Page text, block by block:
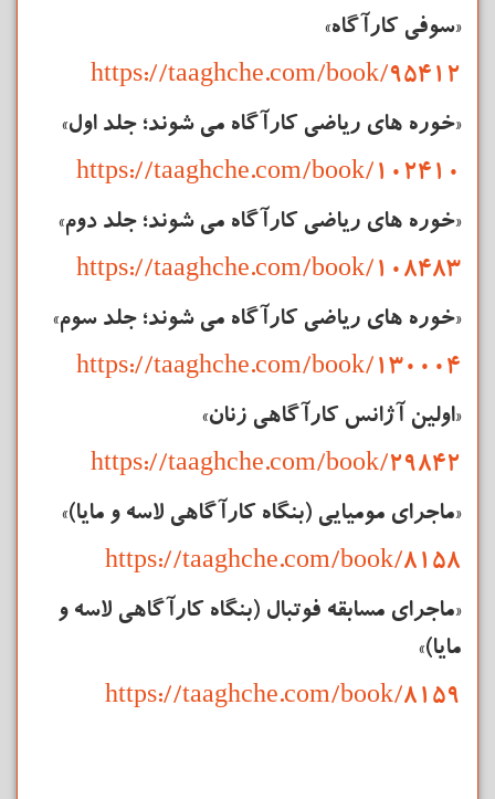
«سوفی کارآگاه»
https://taaghche.com/book/95412
«خوره های ریاضی کارآگاه می شوند؛ جلد اول»
https://taaghche.com/book/102410
«خوره های ریاضی کارآگاه می شوند؛ جلد دوم»
https://taaghche.com/book/108483
«خوره های ریاضی کارآگاه می شوند؛ جلد سوم»
https://taaghche.com/book/130004
«اولین آژانس کارآگاهی زنان»
https://taaghche.com/book/29842
«ماجرای مومیایی (بنگاه کارآگاهی لاسه و مایا)»
https://taaghche.com/book/8158
«ماجرای مسابقه‌ فوتبال (بنگاه کارآگاهی لاسه و
مایا)»
https://taaghche.com/book/8159